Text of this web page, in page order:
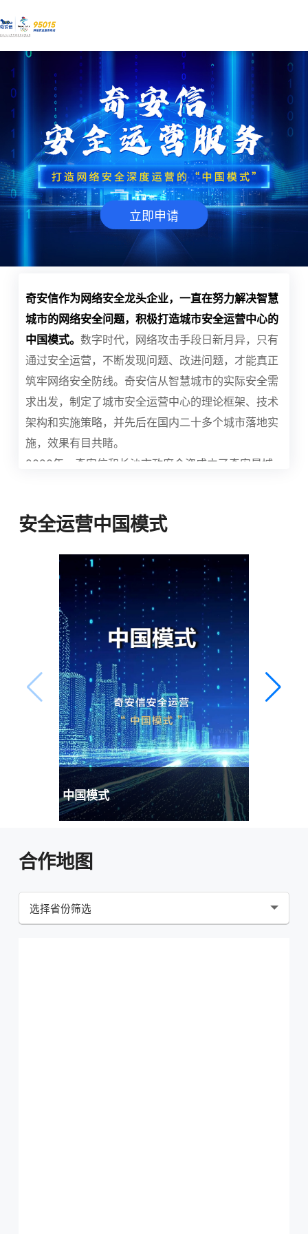
立即申请
奇安信作为网络安全龙头企业，一直在努力解决智慧
城市的网络安全问题，积极打造城市安全运营中心的
中国模式。 数字时代，网络攻击手段日新月异，只有
通过安全运营，不断发现问题、改进问题，才能真正
筑牢网络安全防线。奇安信从智慧城市的实际安全需
求出发，制定了城市安全运营中心的理论框架、技术
架构和实施策略，并先后在国内二十多个城市落地实
施，效果有目共睹。
2020年，奇安信和长沙市政府合资成立了奇安星城
全体系；为全市政务、教育、医疗、金融等行业
多起，协助完成高危风险整改1000多次，有力保障了
长沙市的数字化建设。
安全运营中国模式
中国模式
合作地图
选择省份筛选